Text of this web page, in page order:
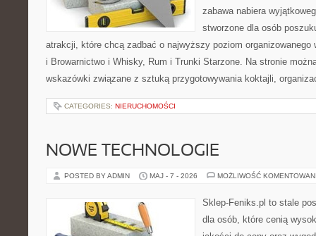
zabawa nabiera
stworzone dla osób
atrakcji, które chcą zadbać o najwyższy poziom organizowanego
i Browarnictwo i Whisky, Rum i Trunki Starzone. Na stronie
wskazówki związane z sztuką przygotowywania koktajli,
CATEGORIES: NIERUCHOMOŚCI
NOWE TECHNOLOGIE
POSTED BY ADMIN MAJ - 7 - 2026 MOŻLIWOŚĆ
Sklep-Feniks.pl to stale
dla osób, które cenią